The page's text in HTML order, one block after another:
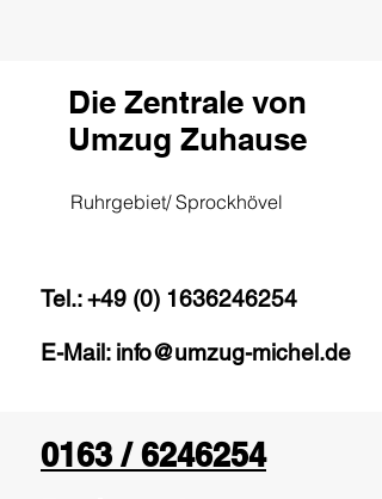
Die Zentrale von
Umzug Zuhause
Ruhrgebiet/ Sprockhövel
Tel.:+49 (0) 1636246254
E-Mail: info@umzug-michel.de
0163 / 6246254